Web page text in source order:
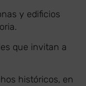
y edificios
que invitan a
históricos, en